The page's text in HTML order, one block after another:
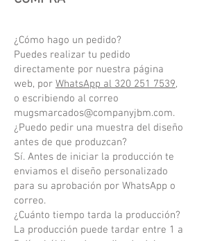
¿Cómo hago un pedido?
Puedes realizar tu pedido
directamente por nuestra página
web, por WhatsApp al 320 251 7539,
o escribiendo al correo
mugsmarcados@companyjbm.com.
¿Puedo pedir una muestra del diseño
antes de que produzcan?
Sí. Antes de iniciar la producción te
enviamos el diseño personalizado
para su aprobación por WhatsApp o
correo.
¿Cuánto tiempo tarda la producción?
La producción puede tardar entre 1 a